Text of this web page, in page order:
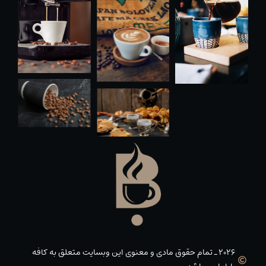
2026 _ تمام حقوق مادی و معنوی این وبسایت متعلق به کافه